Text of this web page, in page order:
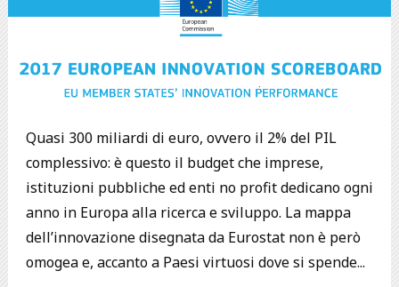
Quasi 300 miliardi di euro, ovvero il 2% del PIL
complessivo: è questo il budget che imprese,
istituzioni pubbliche ed enti no profit dedicano ogni
anno in Europa alla ricerca e sviluppo. La mappa
dell’innovazione disegnata da Eurostat non è però
omogea e, accanto a Paesi virtuosi dove si spende...